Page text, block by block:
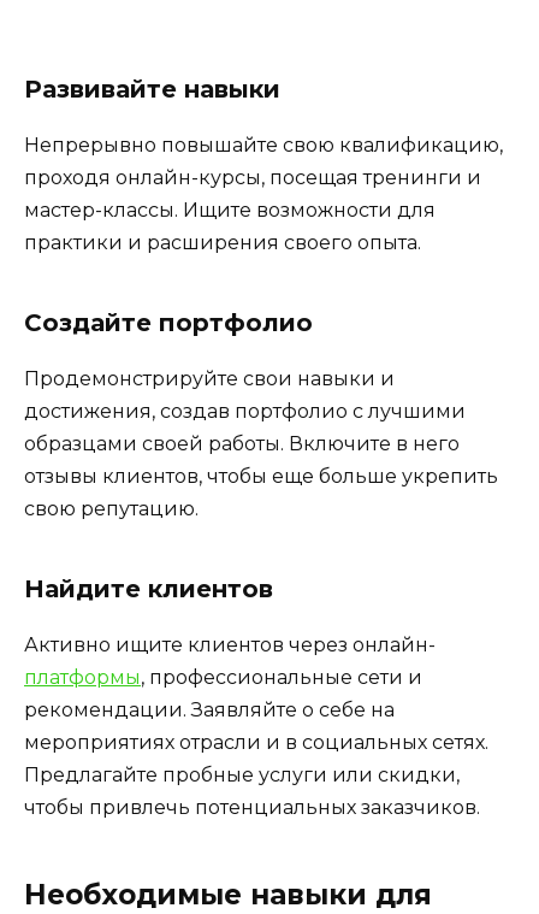
Развивайте навыки
Непрерывно повышайте свою квалификацию,
проходя онлайн-курсы, посещая тренинги и
мастер-классы. Ищите возможности для
практики и расширения своего опыта.
Создайте портфолио
Продемонстрируйте свои навыки и
достижения, создав портфолио с лучшими
образцами своей работы. Включите в него
отзывы клиентов, чтобы еще больше укрепить
свою репутацию.
Найдите клиентов
Активно ищите клиентов через онлайн-
платформы, профессиональные сети и
рекомендации. Заявляйте о себе на
мероприятиях отрасли и в социальных сетях.
Предлагайте пробные услуги или скидки,
чтобы привлечь потенциальных заказчиков.
Необходимые навыки для